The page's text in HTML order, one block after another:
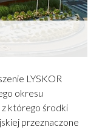
LYSKOR
okresu
którego środki
przeznaczone